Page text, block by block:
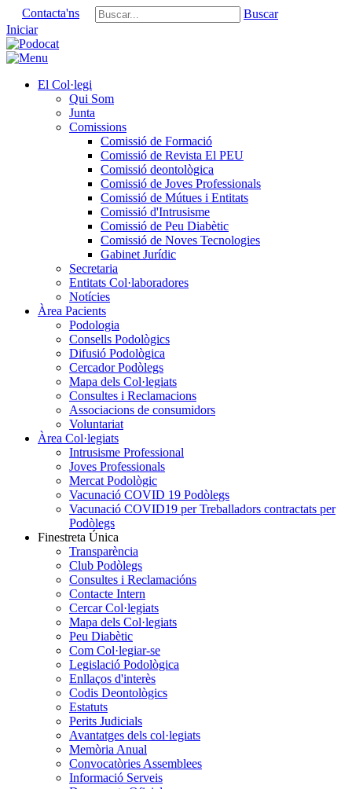
Contacta'ns
Buscar
Iniciar
El Col·legi
Qui Som
Junta
Comissions
Comissió de Formació
Comissió de Revista El PEU
Comissió deontològica
Comissió de Joves Professionals
Comissió de Mútues i Entitats
Comissió d'Intrusisme
Comissió de Peu Diabètic
Comissió de Noves Tecnologies
Gabinet Jurídic
Secretaria
Entitats Col·laboradores
Notícies
Àrea Pacients
Podologia
Consells Podològics
Difusió Podològica
Cercador Podòlegs
Mapa dels Col·legiats
Consultes i Reclamacions
Associacions de consumidors
Voluntariat
Àrea Col·legiats
Intrusisme Professional
Joves Professionals
Mercat Podològic
Vacunació COVID 19 Podòlegs
Vacunació COVID19 per Treballadors contractats per
Podòlegs
Finestreta Única
Transparència
Club Podòlegs
Consultes i Reclamacións
Contacte Intern
Cercar Col·legiats
Mapa dels Col·legiats
Peu Diabètic
Com Col·legiar-se
Legislació Podològica
Enllaços d'interès
Codis Deontològics
Estatuts
Perits Judicials
Avantatges dels col·legiats
Memòria Anual
Convocatòries Assemblees
Informació Serveis